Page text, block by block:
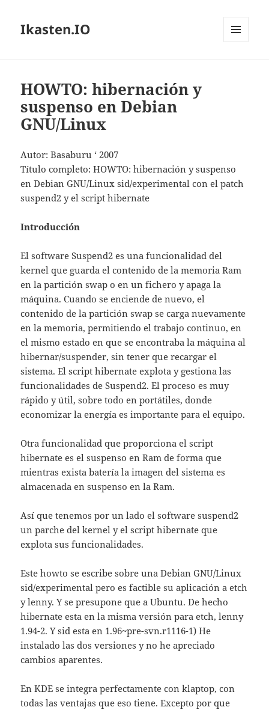
Ikasten.IO
HOWTO: hibernación y
suspenso en Debian
GNU/Linux
Autor: Basaburu ‘ 2007
Título completo: HOWTO: hibernación y suspenso
en Debian GNU/Linux sid/experimental con el patch
suspend2 y el script hibernate
Introducción
El software Suspend2 es una funcionalidad del
kernel que guarda el contenido de la memoria Ram
en la partición swap o en un fichero y apaga la
máquina. Cuando se enciende de nuevo, el
contenido de la partición swap se carga nuevamente
en la memoria, permitiendo el trabajo continuo, en
el mismo estado en que se encontraba la máquina al
hibernar/suspender, sin tener que recargar el
sistema. El script hibernate explota y gestiona las
funcionalidades de Suspend2. El proceso es muy
rápido y útil, sobre todo en portátiles, donde
economizar la energía es importante para el equipo.
Otra funcionalidad que proporciona el script
hibernate es el suspenso en Ram de forma que
mientras exista batería la imagen del sistema es
almacenada en suspenso en la Ram.
Así que tenemos por un lado el software suspend2
un parche del kernel y el script hibernate que
explota sus funcionalidades.
Este howto se escribe sobre una Debian GNU/Linux
sid/experimental pero es factible su aplicación a etch
y lenny. Y se presupone que a Ubuntu. De hecho
hibernate esta en la misma versión para etch, lenny
1.94-2. Y sid esta en 1.96~pre-svn.r1116-1) He
instalado las dos versiones y no he apreciado
cambios aparentes.
En KDE se integra perfectamente con klaptop, con
todas las ventajas que eso tiene. Excepto por que